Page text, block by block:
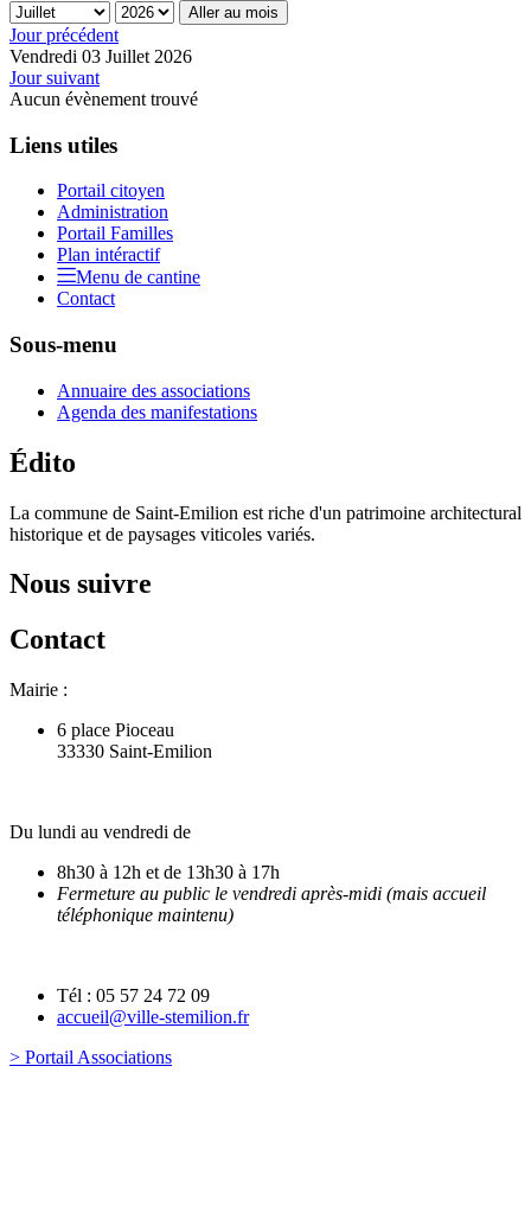
Aller au mois
Jour précédent
Vendredi 03 Juillet 2026
Jour suivant
Aucun évènement trouvé
Liens utiles
Portail citoyen
Administration
Portail Familles
Plan intéractif
Menu de cantine
Contact
Sous-menu
Annuaire des associations
Agenda des manifestations
Édito
La commune de Saint-Emilion est riche d'un patrimoine architectural
historique et de paysages viticoles variés.
Nous suivre
Contact
Mairie :
6 place Pioceau
33330 Saint-Emilion
Du lundi au vendredi de
8h30 à 12h et de 13h30 à 17h
Fermeture au public le vendredi après-midi (mais accueil
téléphonique maintenu)
Tél : 05 57 24 72 09
accueil@ville-stemilion.fr
> Portail Associations